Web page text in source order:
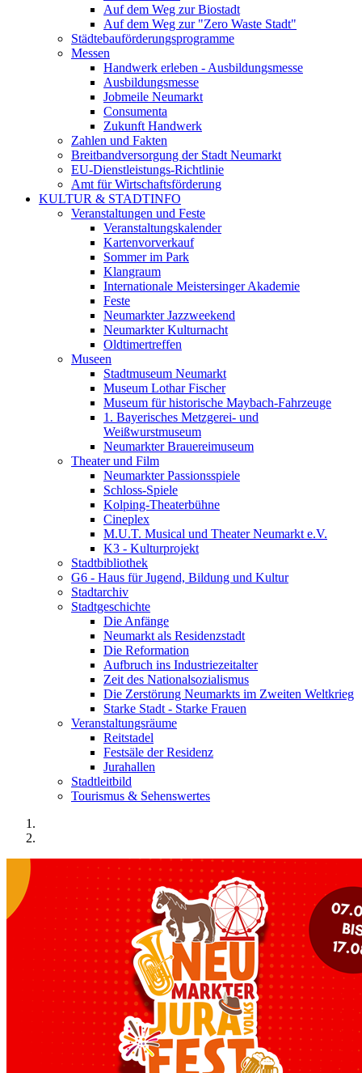
Auf dem Weg zur Biostadt
Auf dem Weg zur "Zero Waste Stadt"
Städtebauförderungsprogramme
Messen
Handwerk erleben - Ausbildungsmesse
Ausbildungsmesse
Jobmeile Neumarkt
Consumenta
Zukunft Handwerk
Zahlen und Fakten
Breitbandversorgung der Stadt Neumarkt
EU-Dienstleistungs-Richtlinie
Amt für Wirtschaftsförderung
KULTUR & STADTINFO
Veranstaltungen und Feste
Veranstaltungskalender
Kartenvorverkauf
Sommer im Park
Klangraum
Internationale Meistersinger Akademie
Feste
Neumarkter Jazzweekend
Neumarkter Kulturnacht
Oldtimertreffen
Museen
Stadtmuseum Neumarkt
Museum Lothar Fischer
Museum für historische Maybach-Fahrzeuge
1. Bayerisches Metzgerei- und
Weißwurstmuseum
Neumarkter Brauereimuseum
Theater und Film
Neumarkter Passionsspiele
Schloss-Spiele
Kolping-Theaterbühne
Cineplex
M.U.T. Musical und Theater Neumarkt e.V.
K3 - Kulturprojekt
Stadtbibliothek
G6 - Haus für Jugend, Bildung und Kultur
Stadtarchiv
Stadtgeschichte
Die Anfänge
Neumarkt als Residenzstadt
Die Reformation
Aufbruch ins Industriezeitalter
Zeit des Nationalsozialismus
Die Zerstörung Neumarkts im Zweiten Weltkrieg
Starke Stadt - Starke Frauen
Veranstaltungsräume
Reitstadel
Festsäle der Residenz
Jurahallen
Stadtleitbild
Tourismus & Sehenswertes